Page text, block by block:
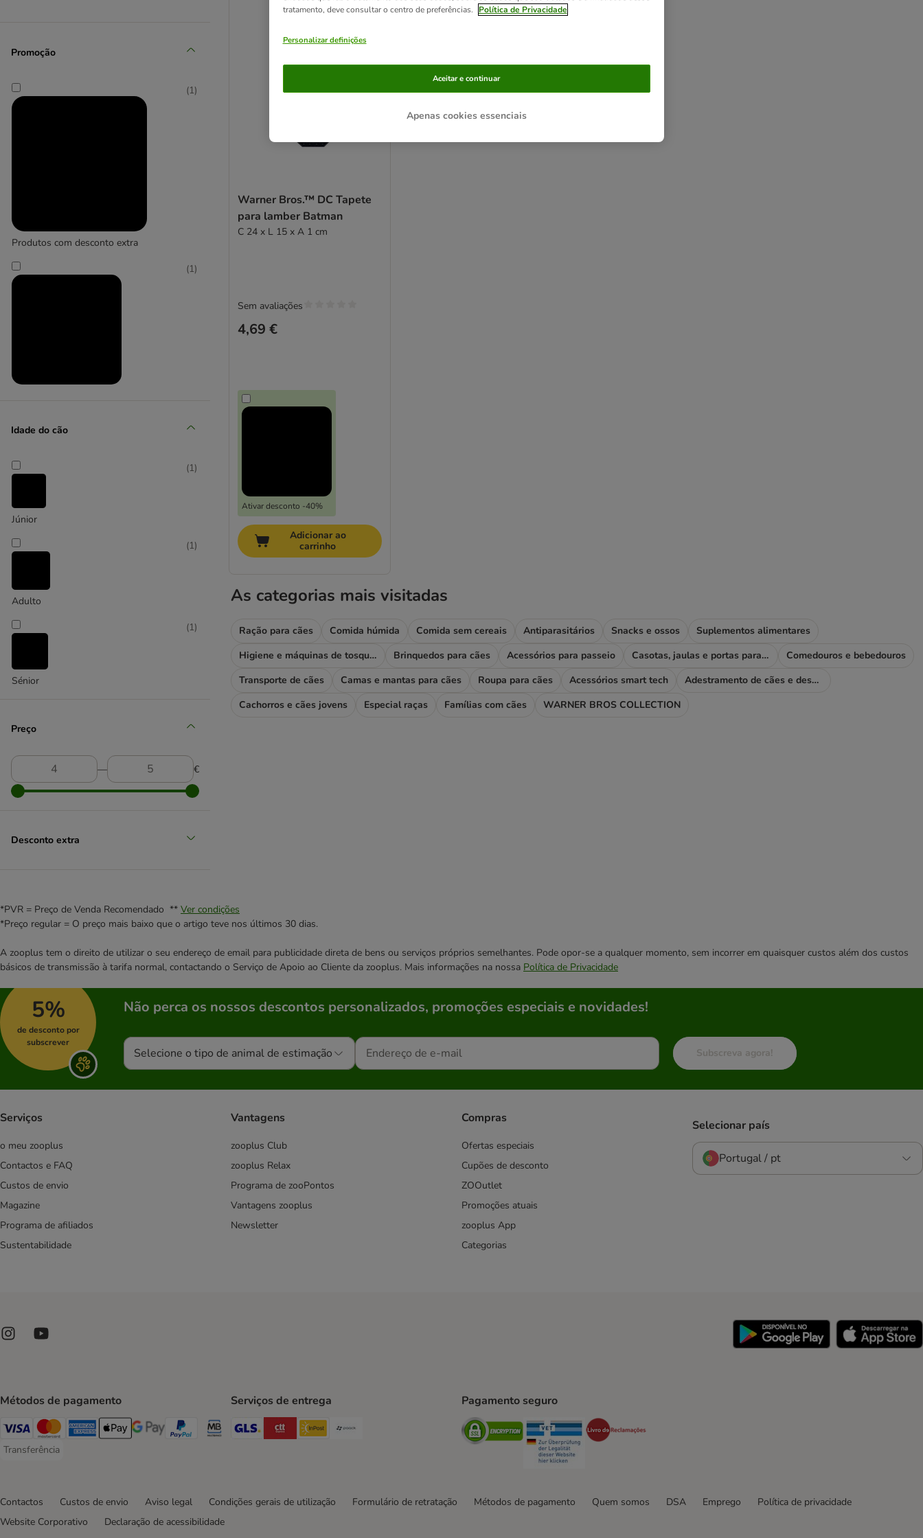
Promoção
Produtos com desconto extra
(1)
(1)
Idade do cão
Júnior
(1)
Adulto
(1)
Sénior
(1)
Preço
― €
Desconto extra
Warner Bros.™ DC Tapete
para lamber Batman
C 24 x L 15 x A 1 cm
4,69 €
Ativar desconto -40%
Sem avaliações
Adicionar ao
carrinho
As categorias mais visitadas
Ração para cães Comida húmida Comida sem cereais Antiparasitários Snacks e ossos
Suplementos alimentares
Higiene e máquinas de tosquiar
Brinquedos para cães Acessórios para passeio Casotas, jaulas e portas para cães
Comedouros e bebedouros
Transporte de cães
Camas e mantas para cães Roupa para cães Acessórios smart tech
Adestramento de cães e desporto
Cachorros e cães jovens
Especial raças Famílias com cães WARNER BROS COLLECTION
*PVR = Preço de Venda Recomendado ** Ver condições
*Preço regular = O preço mais baixo que o artigo teve nos últimos 30 dias.
A zooplus tem o direito de utilizar o seu endereço de email para publicidade direta de bens ou serviços próprios semelhantes. Pode opor-se a qualquer momento, sem incorrer em quaisquer custos além dos custos
básicos de transmissão à tarifa normal, contactando o Serviço de Apoio ao Cliente da zooplus. Mais informações na nossa Política de Privacidade
5%
de desconto por
subscrever
Não perca os nossos descontos personalizados, promoções especiais e novidades!
Selecione o tipo de animal de estimação Subscreva agora!
Serviços
o meu zooplus
Contactos e FAQ
Custos de envio
Magazine
Programa de afiliados
Sustentabilidade
Vantagens
zooplus Club
zooplus Relax
Programa de zooPontos
Vantagens zooplus
Newsletter
Compras
Ofertas especiais
Cupões de desconto
ZOOutlet
Promoções atuais
zooplus App
Categorias
Selecionar país
Portugal / pt
Métodos de pagamento
Visa Payment Method
Mastercard Payment Method
American Express Payment Method
Apple Pay Payment Method
Google Pay Payment Method
PayPal Payment Method
Multibanco Payment Method
Transferência
Transferência Payment Method
Serviços de entrega
GLS Shipping Method
CTTExpress Shipping Method
InPost Shipping Method
Paack Shipping Method
Pagamento seguro
Security Security
Contactos Custos de envio Aviso legal Condições gerais de utilização Formulário de retratação Métodos de pagamento Quem somos DSA Emprego
Política de privacidade
Website Corporativo
Declaração de acessibilidade
tratamento, deve consultar o centro de preferências.
Política de Privacidade
Personalizar definições
Apenas cookies essenciais
Aceitar e continuar